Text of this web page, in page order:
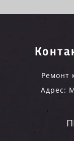
Ремонт
Адрес: